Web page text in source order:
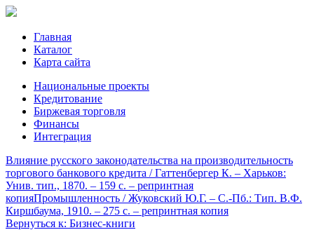
Главная
Каталог
Карта сайта
Национальные проекты
Кредитование
Биржевая торговля
Финансы
Интеграция
Влияние русского законодательства на производительность
торгового банкового кредита / Гаттенбергер К. – Харьков:
Унив. тип., 1870. – 159 с. – репринтная
копияПромышленность / Жуковский Ю.Г. – С.-Пб.: Тип. В.Ф.
Киршбаума, 1910. – 275 c. – репринтная копия
Вернуться к: Бизнес-книги